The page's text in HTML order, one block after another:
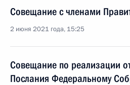
Совещание с членами
2 июня 2021 года, 15:25
Совещание по реализации
Послания Федеральному